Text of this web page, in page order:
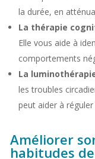
la durée, en
La thérapie
Elle vous aide à
comportements
La
les troubles
peut aider à
Améliorer
habitudes